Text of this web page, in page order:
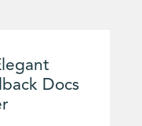
Docs